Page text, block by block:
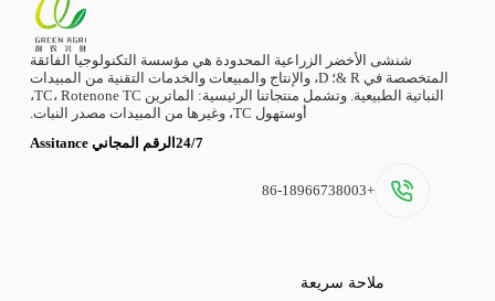
شنشى الأخضر الزراعية المحدودة هي مؤسسة التكنولوجيا الفائقة
المتخصصة في R &؛ D، والإنتاج والمبيعات والخدمات التقنية من المبيدات
النباتية الطبيعية. وتشمل منتجاتنا الرئيسية: الماترين TC، Rotenone TC،
أوستهول TC، وغيرها من المبيدات مصدر النبات.
24/7الرقم المجاني Assitance
+86-18966738003
ملاحة سريعة